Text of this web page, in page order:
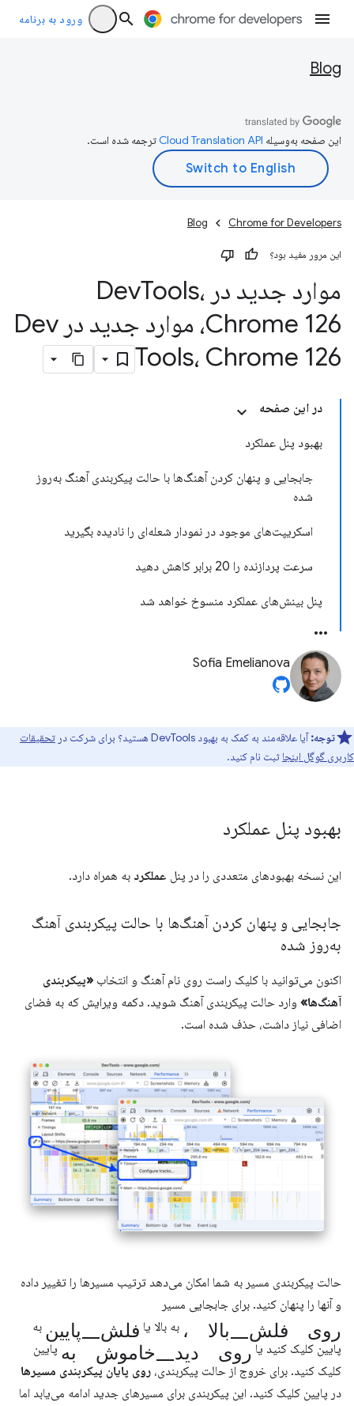
ورود به برنامه
Blog
این صفحه به‌وسیله ترجمه شده است.
Chrome for Developers
Blog
این مرور مفید بود؟
موارد جدید در Dev Tools،
Chrome 126، موارد جدید در Dev
Tools، Chrome 126
در این صفحه
بهبود پنل عملکرد
جابجایی و پنهان کردن آهنگ‌ها با حالت پیکربندی آهنگ به‌روز
شده
اسکریپت‌های موجود در نمودار شعله‌ای را نادیده بگیرید
سرعت پردازنده را 20 برابر کاهش دهید
پنل بینش‌های عملکرد منسوخ خواهد شد
Sofia Emelianova
توجه:آیا علاقه‌مند به کمک به بهبود DevTools هستید؟ برای شرکت در
تحقیقات
کاربری گوگل اینجا ثبت نام کنید.
بهبود پنل عملکرد
این نسخه بهبودهای متعددی را در پنل عملکرد به همراه دارد.
جابجایی و پنهان کردن آهنگ‌ها با حالت پیکربندی آهنگ
به‌روز شده
اکنون می‌توانید با کلیک راست روی نام آهنگ و انتخاب «پیکربندی
آهنگ‌ها» وارد حالت پیکربندی آهنگ شوید. دکمه ویرایش که به فضای
اضافی نیاز داشت، حذف شده است.
حالت پیکربندی مسیر به شما امکان می‌دهد ترتیب مسیرها را تغییر داده
و آنها را پنهان کنید. برای جابجایی مسیر
، روی فلش_بالا به بالا یا فلش_پایین به
پایین کلیک کنید یا روی دید_خاموش به پایین
کلیک کنید. برای خروج از حالت پیکربندی، روی پایان پیکربندی مسیرها
در پایین کلیک کنید. این پیکربندی برای مسیرهای جدید ادامه می‌یابد اما